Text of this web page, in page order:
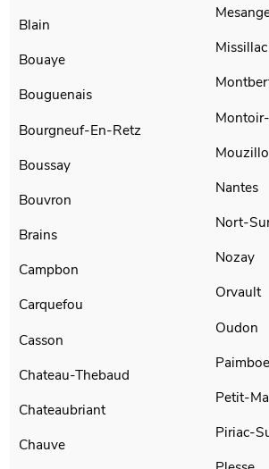
Blain
Bouaye
Bouguenais
Bourgneuf-En-Retz
Boussay
Bouvron
Brains
Campbon
Carquefou
Casson
Chateau-Thebaud
Chateaubriant
Chauve
Missillac
Nantes
Nort-
Nozay
Orvault
Oudon
Petit-
Piriac-